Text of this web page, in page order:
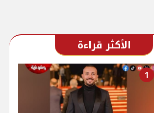
الأكثر قراءة
1